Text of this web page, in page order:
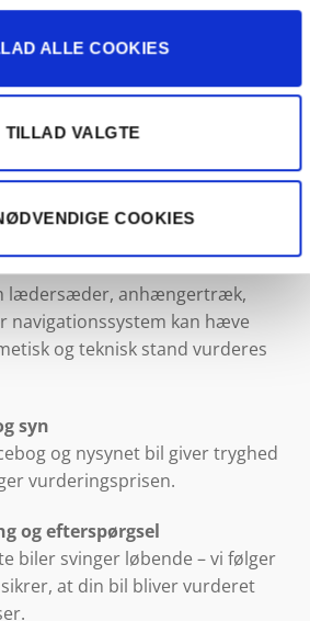
ALLE COOKIES
TILLAD VALGTE
COOKIES
værdien bedre end andre –
og japanske mærker som VW,
bilen har kørt, og jo nyere bilens
pris vil den typisk kunne opnå.
lædersæder, anhængertræk,
navigationssystem kan hæve
og teknisk stand vurderes
syn
og nysynet bil giver tryghed
vurderingsprisen.
og efterspørgsel
biler svinger løbende – vi følger
at din bil bliver vurderet